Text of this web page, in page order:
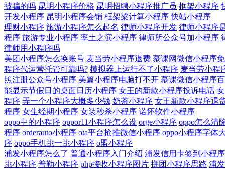
被骗的吗 昆明小程序价格 昆明招聘小程序推广员 框架小程序
开发小程序 昆明小程序会销 框架梁计算小程序 快站小程序
理财小程序 旅游小程序怎么起名 律师小程序开发 律师小程序
程序 旅游专业小程序 率土之滨小程序 律师所公众号加小程序
律师用小程序吗
美团小程序怎么换账号 麦当劳小程序退费 慕课网微信小程序
程序代运营托管可靠吗? 模拟器上运行不了小程序 麦当劳小程
照注册公众号小程序 美篇小程序电脑打不开 慕课微信小程序
能显示节假日的桌面日历小程序 女王的新款小程序投诉电话
程序 弄一个小程序大概多少钱 奶茶小程序 女王新款小程序退
程序 女生经期小程序 女装秒杀小程序 诺怀软件小程序
oppo中的小程序 oppor11小程序怎么设 orge小程序 oppo怎么清
程序 orderauto小程序 ota平台抢推微信小程序 oppo小程序字体
序 oppo手机跳一跳小程序 o盟小程序
浦发小程序怎么了 普通小程序入门介绍 浦发信用卡签到小程序
跳小程序 普勒小程序 php接收小程序图片 拼团小程序思路 浦